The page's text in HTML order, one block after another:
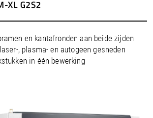
XL G2S2
en kantafronden aan beide zijden
, plasma- en autogeen gesneden
in één bewerking